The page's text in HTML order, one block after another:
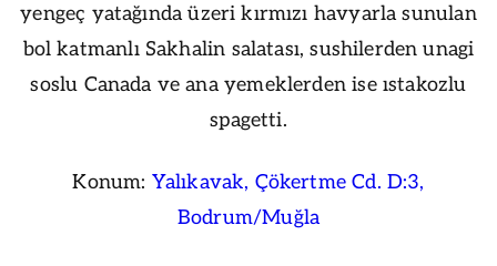
yengeç yatağında üzeri kırmızı havyarla sunulan
bol katmanlı Sakhalin salatası, sushilerden unagi
soslu Canada ve ana yemeklerden ise ıstakozlu
spagetti.
Konum: Yalıkavak, Çökertme Cd. D:3,
Bodrum/Muğla